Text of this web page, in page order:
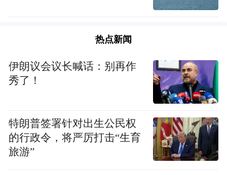
物资送抵湖北黄冈五祖镇卫生院（图片来源：凤
热点新闻
伊朗议会议长喊话：别再作
秀了！
特朗普签署针对出生公民权
的行政令，将严厉打击“生育
旅游”